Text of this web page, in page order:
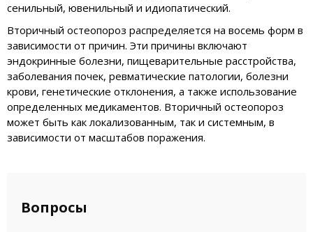
сенильный, ювенильный и идиопатический.
Вторичный остеопороз распределяется на восемь форм в
зависимости от причин. Эти причины включают
эндокринные болезни, пищеварительные расстройства,
заболевания почек, ревматические патологии, болезни
крови, генетические отклонения, а также использование
определенных медикаментов. Вторичный остеопороз
может быть как локализованным, так и системным, в
зависимости от масштабов поражения.
Вопросы